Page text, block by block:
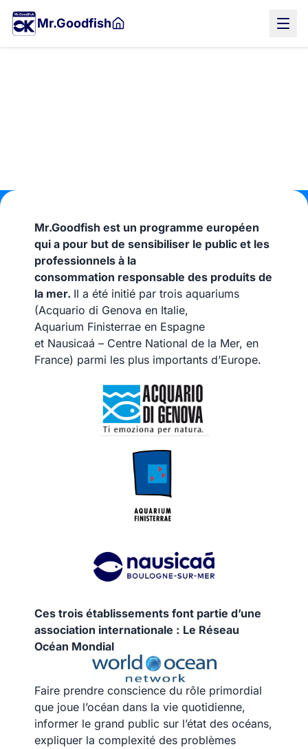
Aller
Mr.Goodfish
Mr.Goodfish est un programme européen
qui a pour but de sensibiliser le public et les
professionnels à la
consommation responsable des produits de
la mer. Il a été initié par trois aquariums
(Acquario di Genova en Italie,
Aquarium Finisterrae en Espagne
et Nausicaá – Centre National de la Mer, en
France) parmi les plus importants d’Europe.
Ces trois établissements font partie d’une
association internationale : Le Réseau
Océan Mondial
Faire prendre conscience du rôle primordial
que joue l’océan dans la vie quotidienne,
informer le grand public sur l’état des océans,
expliquer la complexité des problèmes